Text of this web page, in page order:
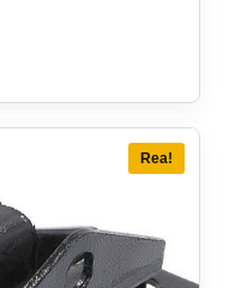
Rea!